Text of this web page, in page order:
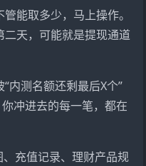
管能取多少，马上操作。
天，可能就是提现通道
“内测名额还剩最后X个”
冲进去的每一笔，都在
充值记录、理财产品规